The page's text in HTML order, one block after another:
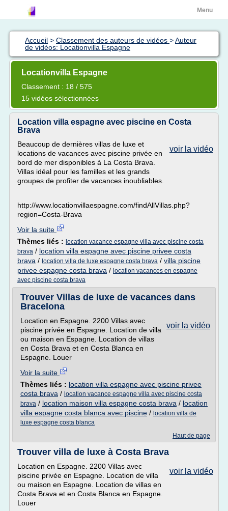
Menu
Accueil > Classement des auteurs de vidéos >Auteur
de vidéos: Locationvilla Espagne
Locationvilla Espagne
Classement : 18 / 575
15 vidéos sélectionnées
Location villa espagne avec piscine en Costa
Brava
voir la vidéo
Beaucoup de dernières villas de luxe et
locations de vacances avec piscine privée en
bord de mer disponibles à La Costa Brava.
Villas idéal pour les familles et les grands
groupes de profiter de vacances inoubliables.
http://www.locationvillaespagne.com/findAllVillas.php?
region=Costa-Brava
Voir la suite
Thèmes liés : location vacance espagne villa avec piscine costa
brava / location villa espagne avec piscine privee costa
brava / location villa de luxe espagne costa brava / villa piscine
privee espagne costa brava / location vacances en espagne
avec piscine costa brava
Trouver Villas de luxe de vacances dans
Bracelona
voir la vidéo
Location en Espagne. 2200 Villas avec
piscine privée en Espagne. Location de villa
ou maison en Espagne. Location de villas
en Costa Brava et en Costa Blanca en
Espagne. Louer
Voir la suite
Thèmes liés : location villa espagne avec piscine privee
costa brava / location vacance espagne villa avec piscine costa
brava / location maison villa espagne costa brava / location
villa espagne costa blanca avec piscine / location villa de
luxe espagne costa blanca
Haut de page
Trouver villa de luxe à Costa Brava
voir la vidéo
Location en Espagne. 2200 Villas avec
piscine privée en Espagne. Location de villa
ou maison en Espagne. Location de villas en
Costa Brava et en Costa Blanca en Espagne.
Louer